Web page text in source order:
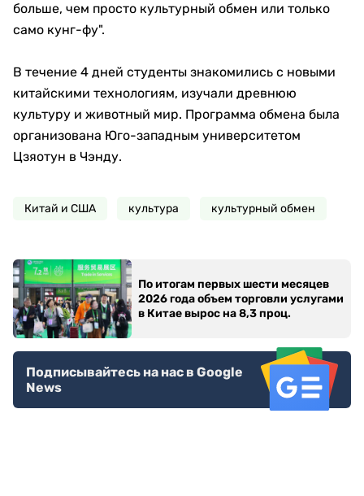
больше, чем просто культурный обмен или только
само кунг-фу".
В течение 4 дней студенты знакомились с новыми
китайскими технологиям, изучали древнюю
культуру и животный мир. Программа обмена была
организована Юго-западным университетом
Цзяотун в Чэнду.
Китай и США культура культурный обмен
По итогам первых шести месяцев
2026 года объем торговли услугами
в Китае вырос на 8,3 проц.
Подписывайтесь на нас в Google
News